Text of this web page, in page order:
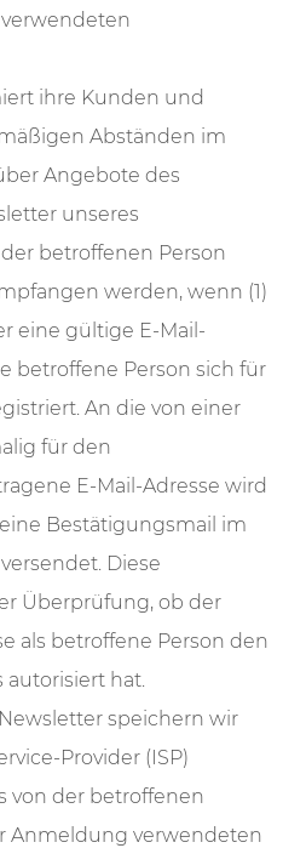
ihre Kunden und
Abständen im
Angebote des
unseres
betroffenen Person
werden, wenn (1)
eine gültige E-Mail-
betroffene Person sich für
An die von einer
für den
E-Mail-Adresse wird
Bestätigungsmail im
Diese
Überprüfung, ob der
als betroffene Person den
autorisiert hat.
speichern wir
Provider (ISP)
von der betroffenen
Anmeldung verwendeten